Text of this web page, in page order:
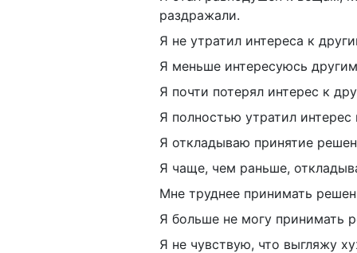
раздражали.
Я не утратил интереса к
Я меньше интересуюсь
Я почти потерял интерес к
Я полностью утратил
Я откладываю принятие
Я чаще, чем раньше,
Мне труднее принимать
Я больше не могу принимать
Я не чувствую, что выгляжу